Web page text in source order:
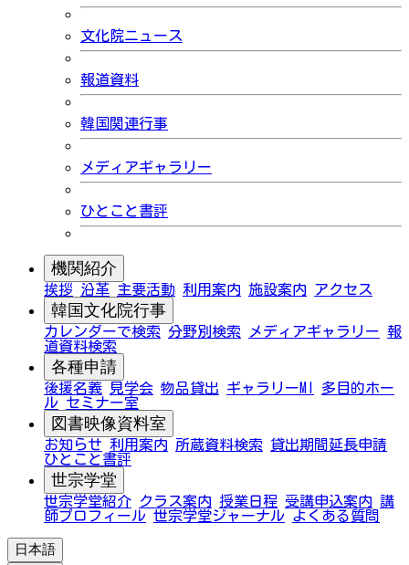
文化院ニュース
報道資料
韓国関連行事
メディアギャラリー
ひとこと書評
機関紹介
挨拶 沿革 主要活動 利用案内 施設案内 アクセス
韓国文化院行事
カレンダーで検索 分野別検索 メディアギャラリー 報
道資料検索
各種申請
後援名義 見学会 物品貸出 ギャラリーMI
多目的ホー
ル セミナー室
図書映像資料室
お知らせ 利用案内 所蔵資料検索
貸出期間延長申請
ひとこと書評
世宗学堂
世宗学堂紹介 クラス案内 授業日程 受講申込案内 講
師プロフィール 世宗学堂ジャーナル よくある質問
日本語